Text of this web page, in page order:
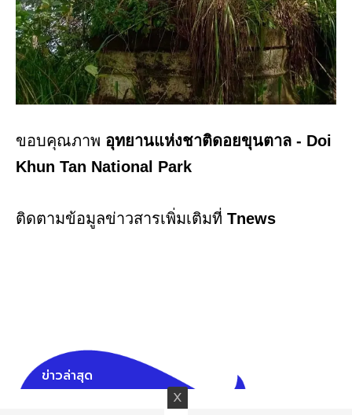
ขอบคุณภาพ อุทยานแห่งชาติดอยขุนตาล - Doi
Khun Tan National Park
ติดตามข้อมูลข่าวสารเพิ่มเติมที่ Tnews
ข่าวล่าสุด